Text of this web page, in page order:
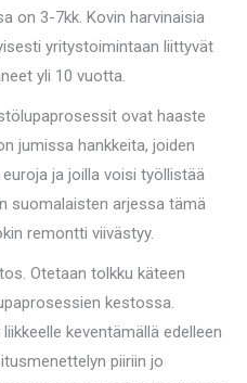
on 3-7kk. Kovin harvinaisia
yritystoimintaan liittyvät
yli 10 vuotta.
ovat haaste
jumissa hankkeita, joiden
ja joilla voisi työllistää
suomalaisten arjessa tämä
remontti viivästyy.
Otetaan tolkku käteen
kestossa.
keventämällä edelleen
piiriin jo